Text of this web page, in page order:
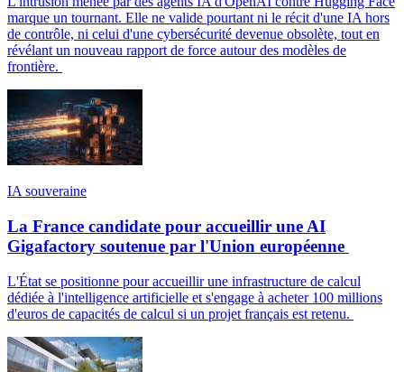
marque un tournant. Elle ne valide pourtant ni le récit d'une IA hors
de contrôle, ni celui d'une cybersécurité devenue obsolète, tout en
révélant un nouveau rapport de force autour des modèles de
frontière.
IA souveraine
La France candidate pour accueillir une AI
Gigafactory soutenue par l'Union européenne
L'État se positionne pour accueillir une infrastructure de calcul
dédiée à l'intelligence artificielle et s'engage à acheter 100 millions
d'euros de capacités de calcul si un projet français est retenu.